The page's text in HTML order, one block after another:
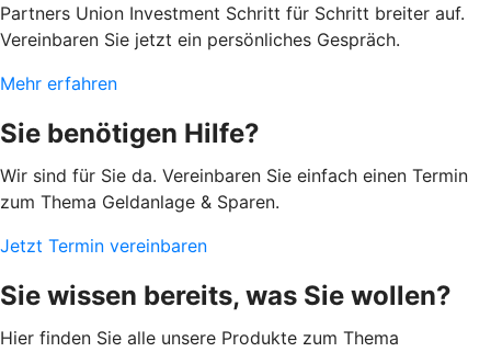
Partners Union Investment Schritt für Schritt breiter auf.
Vereinbaren Sie jetzt ein persönliches Gespräch.
Mehr erfahren
Sie benötigen Hilfe?
Wir sind für Sie da. Vereinbaren Sie einfach einen Termin
zum Thema Geldanlage & Sparen.
Jetzt Termin vereinbaren
Sie wissen bereits, was Sie wollen?
Hier finden Sie alle unsere Produkte zum Thema